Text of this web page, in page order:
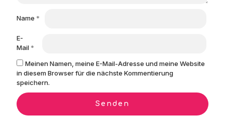
Name *
E-
Mail *
Meinen Namen, meine E-Mail-Adresse und meine Website
in diesem Browser für die nächste Kommentierung
speichern.